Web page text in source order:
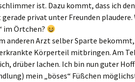
ist. Dazu kommt, dass ich den
privat unter Freunden plaudere.
im Örtchen?
anderen Arzt selber Sparte
Körperteil mitbringen. Am
drüber lachen. Ich bin nun guter
mein „böses“ Füßchen